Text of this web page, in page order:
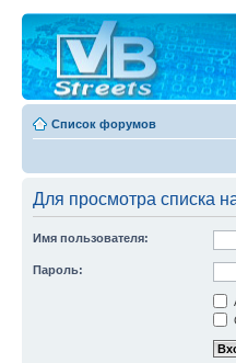
Список форумов
Для просмотра списка
Имя пользователя:
Пароль: